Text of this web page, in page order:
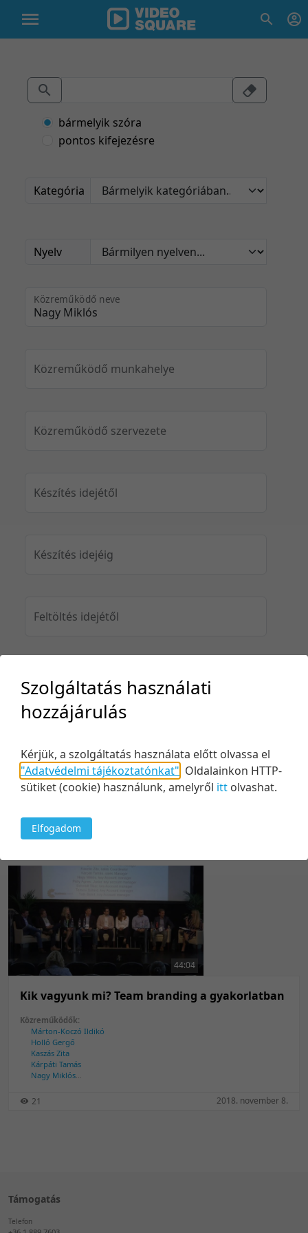
bármelyik szóra
pontos kifejezésre
Kategória
Nyelv
Közreműködő neve
Közreműködő munkahelye
Közreműködő szervezete
Készítés idejétől
Készítés idejéig
Feltöltés idejétől
Feltöltés idejéig
Keresés
Relevancia szerint
Kezdés/felvétel dátuma szerint
Feltöltés dátuma szerint
Feltöltés dátuma szerint
Utolsó módosítás szerint
Utolsó módosítás szerint
1 tétel
5 tétel/oldal
50 tétel/oldal
100 tétel/oldal
44:04
Kik vagyunk mi? Team branding a gyakorlatban
Közreműködők:
Márton-Koczó Ildikó
Holló Gergő
Kaszás Zita
Kárpáti Tamás
Nagy Miklós
Schmidt Tibor
21 2018. november 8.
Támogatás
Telefon
Szolgáltatás használati
hozzájárulás
Kérjük, a szolgáltatás használata előtt olvassa el
"Adatvédelmi tájékoztatónkat" Oldalainkon HTTP-
sütiket (cookie) használunk, amelyről itt olvashat.
Elfogadom